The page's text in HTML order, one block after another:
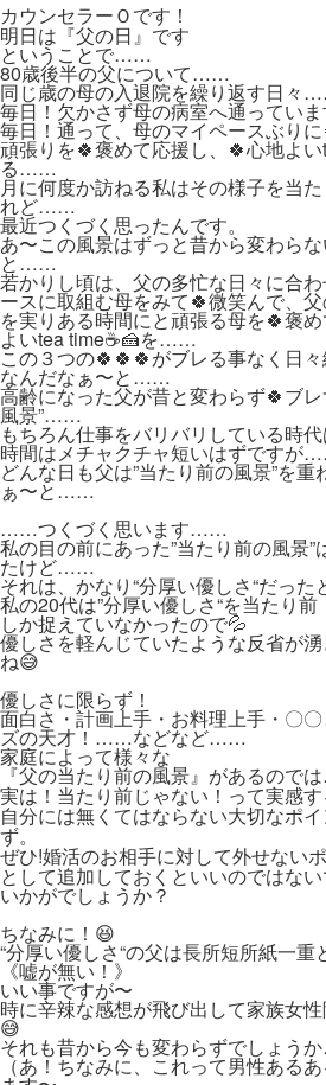
カウンセラーＯです！
明日は『父の日』です
ということで……
80歳後半の父について……
同じ歳の母の入退院を繰り返す日々
毎日！欠かさず母の病室へ通っていま
毎日！通って、母のマイペースぶり
頑張りを🍀褒めて応援し、🍀心地よ
る……
月に何度か訪ねる私はその様子を当
れど……
最近つくづく思ったんです。
あ〜この風景はずっと昔から変わら
と……
若かりし頃は、父の多忙な日々に合
ースに取組む母をみて🍀微笑んで、
を実りある時間にと頑張る母を🍀褒
よいtea time☕🍰を……
この３つの🍀🍀🍀がブレる事なく日
なんだなぁ〜と……
高齢になった父が昔と変わらず🍀ブ
風景”……
もちろん仕事をバリバリしている時
時間はメチャクチャ短いはずですが
どんな日も父は”当たり前の風景”を
ぁ〜と……
……つくづく思います……
私の目の前にあった”当たり前の風景
たけど……
それは、かなり“分厚い優しさ“だっ
私の20代は”分厚い優しさ“を当たり
しか捉えていなかったので💦
優しさを軽んじていたような反省が
ね😅
優しさに限らず！
面白さ・計画上手・お料理上手・〇
ズの天才！……などなど……
家庭によって様々な
『父の当たり前の風景』があるので
実は！当たり前じゃない！って実感す
自分には無くてはならない大切なポ
ず。
ぜひ!婚活のお相手に対して外せない
として追加しておくといいのではな
いかがでしょうか？
ちなみに！😆
“分厚い優しさ“の父は長所短所紙一
《嘘が無い！》
いい事ですが〜
時に辛辣な感想が飛び出して家族女
😅
それも昔から今も変わらずでしょう
（あ！ちなみに、これって男性ある